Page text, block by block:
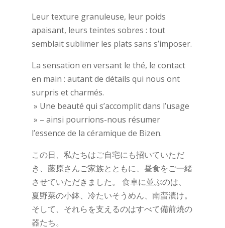
Leur texture granuleuse, leur poids
apaisant, leurs teintes sobres : tout
semblait sublimer les plats sans s’imposer.
La sensation en versant le thé, le contact
en main : autant de détails qui nous ont
surpris et charmés.
» Une beauté qui s’accomplit dans l’usage
» – ainsi pourrions-nous résumer
l’essence de la céramique de Bizen.
この日、私たちはご自宅にも招いていただ
き、藤原さんご家族とともに、昼食をご一緒
させていただきました。 食卓に並ぶのは、
夏野菜の小鉢、冷たいそうめん、南蛮漬け。
そして、それらを支えるのはすべて備前焼の
器たち。